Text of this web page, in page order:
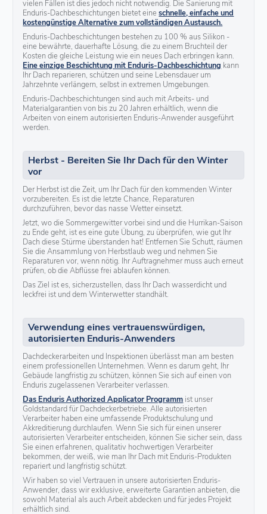
vielen Fällen ist dies jedoch nicht notwendig. Die Sanierung mit
Enduris-Dachbeschichtungen bietet eineschnelle, einfache und
kostengünstige Alternative zum vollständigen Austausch.
Enduris-Dachbeschichtungen bestehen zu 100 % aus Silikon -
eine bewährte, dauerhafte Lösung, die zu einem Bruchteil der
Kosten die gleiche Leistung wie ein neues Dach erbringen kann.
Eine einzige Beschichtung mit Enduris-Dachbeschichtung kann
Ihr Dach reparieren, schützen und seine Lebensdauer um
Jahrzehnte verlängern, selbst in extremen Umgebungen.
Enduris-Dachbeschichtungen sind auch mit Arbeits- und
Materialgarantien von bis zu 20 Jahren erhältlich, wenn die
Arbeiten von einem autorisierten Enduris-Anwender ausgeführt
werden.
Herbst - Bereiten Sie Ihr Dach für den Winter
vor
Der Herbst ist die Zeit, um Ihr Dach für den kommenden Winter
vorzubereiten. Es ist die letzte Chance, Reparaturen
durchzuführen, bevor das nasse Wetter einsetzt.
Jetzt, wo die Sommergewitter vorbei sind und die Hurrikan-Saison
zu Ende geht, ist es eine gute Übung, zu überprüfen, wie gut Ihr
Dach diese Stürme überstanden hat! Entfernen Sie Schutt, räumen
Sie die Ansammlung von Herbstlaub weg und nehmen Sie
Reparaturen vor, wenn nötig. Ihr Auftragnehmer muss auch erneut
prüfen, ob die Abflüsse frei ablaufen können.
Das Ziel ist es, sicherzustellen, dass Ihr Dach wasserdicht und
leckfrei ist und dem Winterwetter standhält.
Verwendung eines vertrauenswürdigen,
autorisierten Enduris-Anwenders
Dachdeckerarbeiten und Inspektionen überlässt man am besten
einem professionellen Unternehmen. Wenn es darum geht, Ihr
Gebäude langfristig zu schützen, können Sie sich auf einen von
Enduris zugelassenen Verarbeiter verlassen.
Das Enduris Authorized Applicator Programm ist unser
Goldstandard für Dachdeckerbetriebe. Alle autorisierten
Verarbeiter haben eine umfassende Produktschulung und
Akkreditierung durchlaufen. Wenn Sie sich für einen unserer
autorisierten Verarbeiter entscheiden, können Sie sicher sein, dass
Sie einen erfahrenen, qualitativ hochwertigen Verarbeiter
bekommen, der weiß, wie man Ihr Dach mit Enduris-Produkten
repariert und langfristig schützt.
Wir haben so viel Vertrauen in unsere autorisierten Enduris-
Anwender, dass wir exklusive, erweiterte Garantien anbieten, die
sowohl Material als auch Arbeit abdecken und für jedes Projekt
erhältlich sind.